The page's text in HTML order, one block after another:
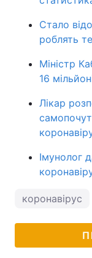
Стало
роблять
Міністр
16
Лікар
Імунолог
коронавірус